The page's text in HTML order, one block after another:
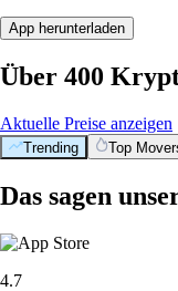
App herunterladen
Über 400
Aktuelle Preise anzeigen
Trending Top
Das sagen
4.7